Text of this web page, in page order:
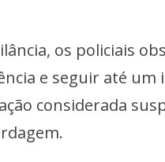
os policiais
e seguir até
considerada